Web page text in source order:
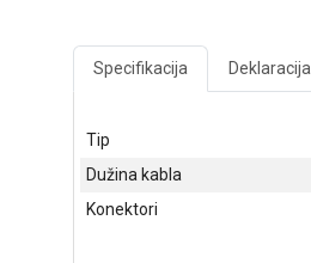
Specifikacija Deklaracija
Tip
Dužina kabla
Konektori